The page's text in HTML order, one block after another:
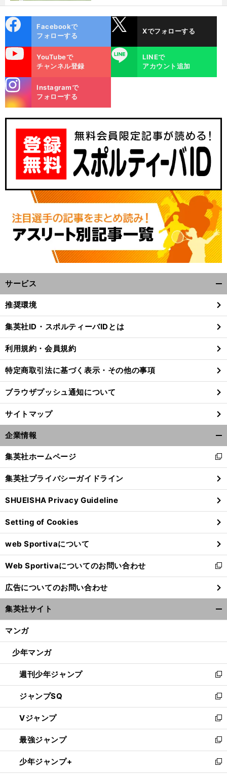
大
一
」
。
ok
Facebookで
フォローする
Xでフォローする
YouTubeで
チャンネル登録
LINE
LINEで
アカウント追加
m
Instagramで
フォローする
サービス
閉
る
推奨環境
集英社ID・スポルティーバIDとは
利用規約・会員規約
特定商取引法に基づく表示・その他の事項
ブラウザプッシュ通知について
サイトマップ
企業情報
閉
る
集英社ホームページ
新
し
い
ウ
ィ
ン
ド
ウ
で
開
く
集英社プライバシーガイドライン
SHUEISHA Privacy Guideline
Setting of Cookies
web Sportivaについて
Web Sportivaについてのお問い合わせ
新
し
い
ウ
ィ
ン
ウ
開
く
広告についてのお問い合わせ
集英社サイト
マンガ
少年マンガ
週刊少年ジャンプ
新
し
い
ウ
ィ
ン
ド
ウ
で
開
ジャンプSQ
新
し
い
ウ
ィ
ン
ド
ウ
Vジャンプ
新
し
い
ウ
ィ
ン
最強ジャンプ
新
し
い
ウ
少年ジャンプ+
新